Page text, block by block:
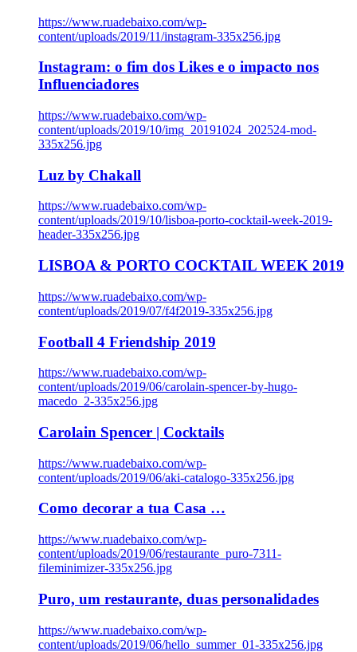
https://www.ruadebaixo.com/wp-
content/uploads/2019/11/instagram-335x256.jpg
Instagram: o fim dos Likes e o impacto nos
Influenciadores
https://www.ruadebaixo.com/wp-
content/uploads/2019/10/img_20191024_202524-mod-
335x256.jpg
Luz by Chakall
https://www.ruadebaixo.com/wp-
content/uploads/2019/10/lisboa-porto-cocktail-week-2019-
header-335x256.jpg
LISBOA & PORTO COCKTAIL WEEK 2019
https://www.ruadebaixo.com/wp-
content/uploads/2019/07/f4f2019-335x256.jpg
Football 4 Friendship 2019
https://www.ruadebaixo.com/wp-
content/uploads/2019/06/carolain-spencer-by-hugo-
macedo_2-335x256.jpg
Carolain Spencer | Cocktails
https://www.ruadebaixo.com/wp-
content/uploads/2019/06/aki-catalogo-335x256.jpg
Como decorar a tua Casa …
https://www.ruadebaixo.com/wp-
content/uploads/2019/06/restaurante_puro-7311-
fileminimizer-335x256.jpg
Puro, um restaurante, duas personalidades
https://www.ruadebaixo.com/wp-
content/uploads/2019/06/hello_summer_01-335x256.jpg